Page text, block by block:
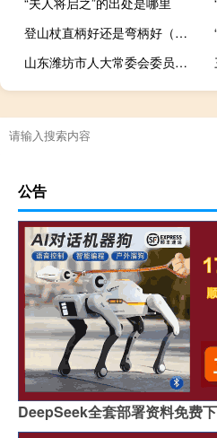
登山杖直柄好还是弯柄好（登山杖直柄好还是t柄好）
山东潍坊市人大常委会委员殷修湖接受审查调查
公告
DeepSeek全套部署资料免费